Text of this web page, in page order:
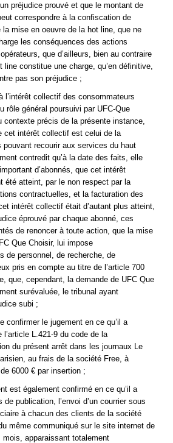
préjudice prouvé et que le montant de
correspondre à la confiscation de
mise en oeuvre de la hot line, que ne
les conséquences des actions
que d’ailleurs, bien au contraire
line constitue une charge, qu’en définitive,
pas son préjudice ;
l’intérêt collectif des consommateurs
rôle général poursuivi par UFC-Que
contexte précis de la présente instance,
cet intérêt collectif est celui de la
recourir aux services du haut
contredit qu’à la date des faits, elle
d’abonnés, que cet intérêt
été atteint, par le non respect par la
contractuelles, et la facturation des
intérêt collectif était d’autant plus atteint,
éprouvé par chaque abonné, ces
de renoncer à toute action, que la mise
Que Choisir, lui impose
de personnel, de recherche, de
pris en compte au titre de l’article 700
que, cependant, la demande de UFC Que
surévaluée, le tribunal ayant
subi ;
confirmer le jugement en ce qu’il a
L.421-9 du code de la
du présent arrêt dans les journaux Le
au frais de la société Free, à
6000 € par insertion ;
est également confirmé en ce qu’il a
publication, l’envoi d’un courrier sous
à chacun des clients de la société
même communiqué sur le site internet de
apparaissant totalement